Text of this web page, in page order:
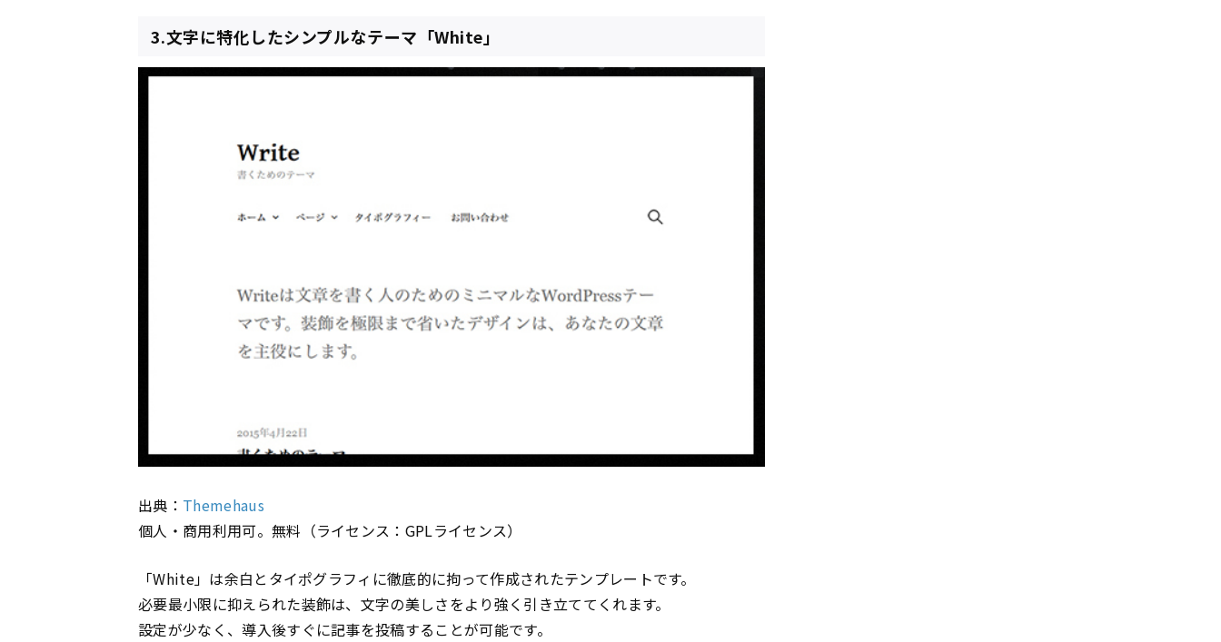
3.文字に特化したシンプルなテーマ「White」
出典： Themehaus
個人・商用利用可。無料（ライセンス：GPLライセンス）
「White」は余白とタイポグラフィに徹底的に拘って作成されたテンプレートです。
必要最小限に抑えられた装飾は、文字の美しさをより強く引き立ててくれます。
設定が少なく、導入後すぐに記事を投稿することが可能です。